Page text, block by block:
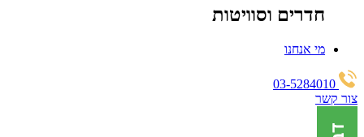
חדרים וסוויטות
מי אנחנו
03-5284010
צור קשר